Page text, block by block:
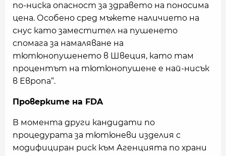
по-ниска опасност за здравето на поносима
цена. Особено сред мъжете наличието на
снус като заместител на пушенето
спомага за намаляване на
тютюнопушенето в Швеция, като там
процентът на тютюнопушене е най-нисък
в Европа“.
Проверките на FDA
В момента други кандидати по
процедурата за тютюневи изделия с
модифициран риск към Агенцията по храни